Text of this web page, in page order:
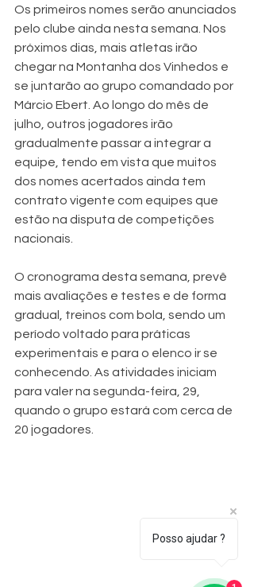
Os primeiros nomes serão anunciados
pelo clube ainda nesta semana. Nos
próximos dias, mais atletas irão
chegar na Montanha dos Vinhedos e
se juntarão ao grupo comandado por
Márcio Ebert. Ao longo do mês de
julho, outros jogadores irão
gradualmente passar a integrar a
equipe, tendo em vista que muitos
dos nomes acertados ainda tem
contrato vigente com equipes que
estão na disputa de competições
nacionais.
O cronograma desta semana, prevê
mais avaliações e testes e de forma
gradual, treinos com bola, sendo um
período voltado para práticas
experimentais e para o elenco ir se
conhecendo. As atividades iniciam
para valer na segunda-feira, 29,
quando o grupo estará com cerca de
20 jogadores.
Posso ajudar ?